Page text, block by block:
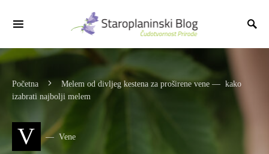
Početna
Melem od divljeg kestena za proširene vene — kako
izabrati najbolji melem
V Vene